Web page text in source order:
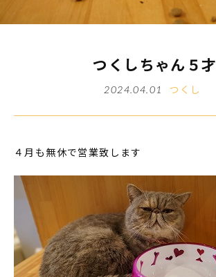
つくしちゃん５才
2024.04.01 つくし
４月も無休で営業致します